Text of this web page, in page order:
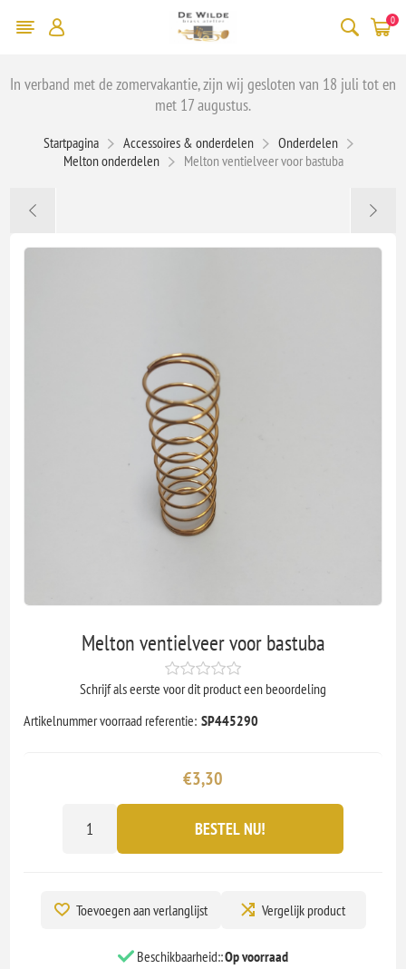
0
In verband met de zomervakantie, zijn wij gesloten van 18 juli tot en
met 17 augustus.
Startpagina Accessoires & onderdelen
Onderdelen
Melton onderdelen
Melton ventielveer voor bastuba
Melton ventielveer voor bastuba
Schrijf als eerste voor dit product een beoordeling
Artikelnummer voorraad referentie: SP445290
€3,30
BESTEL NU!
Toevoegen aan verlanglijst Vergelijk product
Beschikbaarheid::Op voorraad